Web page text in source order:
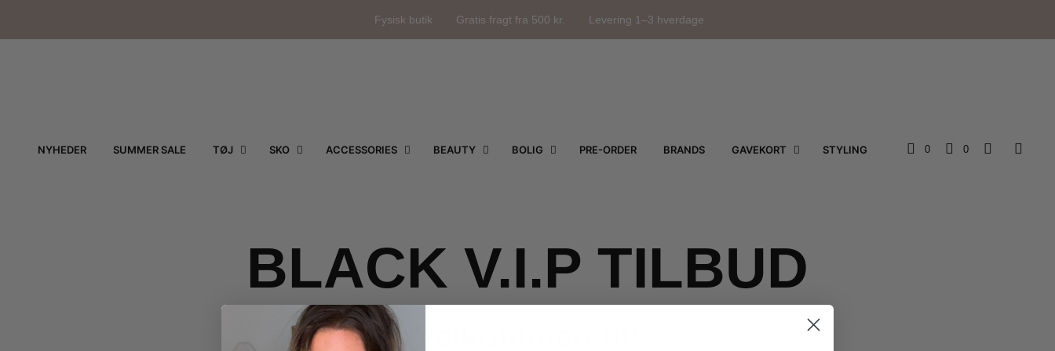
Fysisk butik Gratis fragt fra 500 kr. Levering 1–3 hverdage
NYHEDER SUMMER SALE TØJ SKO ACCESSORIES BEAUTY BOLIG PRE-ORDER BRANDS GAVEKORT STYLING 0 0
BLACK V.I.P TILBUD